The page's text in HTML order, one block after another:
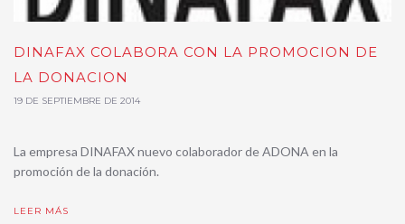
DINAFAX COLABORA CON LA PROMOCION DE
LA DONACION
19 DE SEPTIEMBRE DE 2014
La empresa DINAFAX nuevo colaborador de ADONA en la
promoción de la donación.
LEER MÁS